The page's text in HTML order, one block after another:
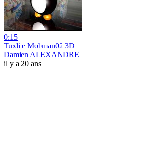
0:15
Tuxlite Mobman02 3D
Damien ALEXANDRE
il y a 20 ans